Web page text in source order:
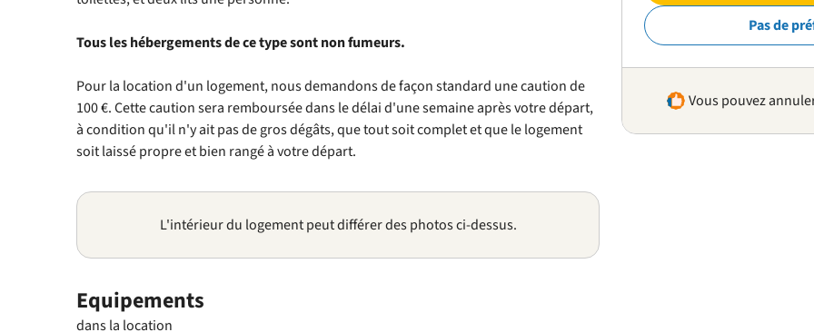
Tous les hébergements de ce type sont non fumeurs.
Pour la location d'un logement, nous demandons de façon standard une caution de
100 €. Cette caution sera remboursée dans le délai d'une semaine après votre départ,
à condition qu'il n'y ait pas de gros dégâts, que tout soit complet et que le logement
soit laissé propre et bien rangé à votre départ.
L'intérieur du logement peut différer des photos ci-dessus.
Pas de
Vous pouvez
Equipements
dans la location